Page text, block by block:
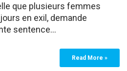
que plusieurs femmes
en exil, demande
sentence…
Read More »